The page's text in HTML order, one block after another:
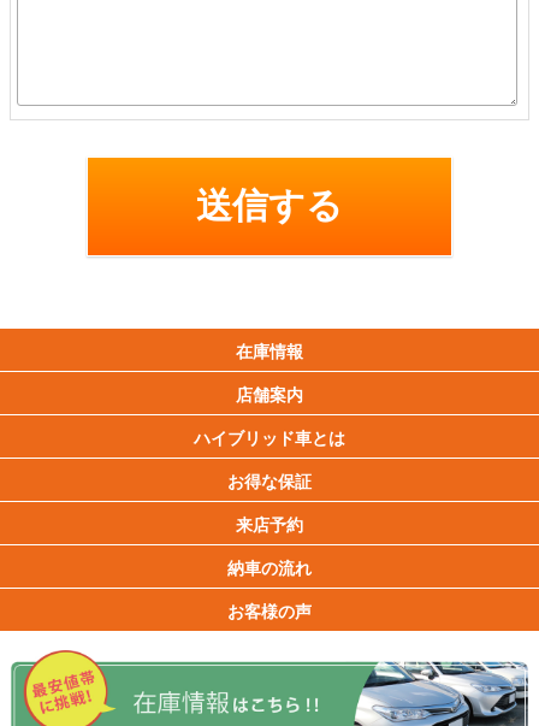
在庫情報
店舗案内
ハイブリッド車とは
お得な保証
来店予約
納車の流れ
お客様の声